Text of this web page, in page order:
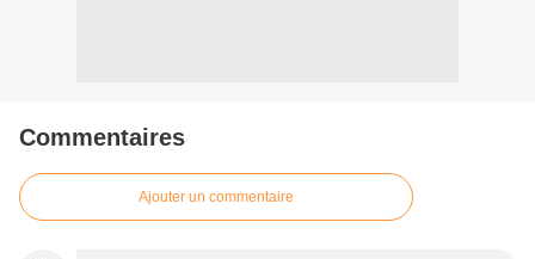
Commentaires
Ajouter un commentaire